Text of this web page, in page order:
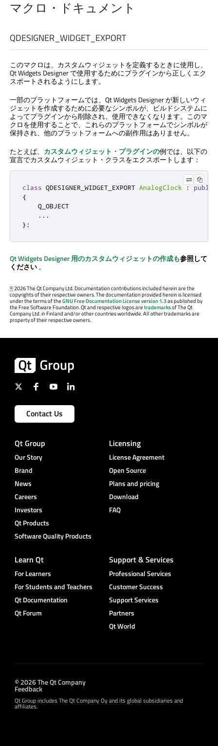
マクロ・ドキュメント
QDESIGNER_WIDGET_EXPORT
このマクロは、カスタムウィジェットを定義するときに使用し、
Qt Widgets Designerで使用するためにプラグインから正しくエク
スポートされるようにします。
一部のプラットフォームでは、 Qt Widgets Designerが新しいウィ
ジェットを作成するために必要なシンボルが、ビルドシステムに
よってプラグインから削除され、使用できなくなります。このマ
クロを使用することで、これらのプラットフォームでシンボルが
保持され、他のプラットフォームへの副作用はありません。
たとえば、 カスタムウィジェット・プラグインの例では、以下の
宣言でカスタムウィジェット・クラスをエクスポートします：
class QDESIGNER_WIDGET_EXPORT AnalogClock :
public
{
    Q_OBJECT
...
};
Qt Widgets Designer用のカスタムウィジェットの作成も参照して
ください。
©2026 The Qt Company Ltd. Documentation contributions included herein are the
copyrights of their respective owners. The documentation provided herein is licensed
under the terms of theGNU Free Documentation License version 1.3as published by
the Free Software Foundation. Qt and respective logos aretrademarksof The Qt
Company Ltd. in Finland and/or other countries worldwide. All other trademarks are
property of their respective owners.
Contact Us
Qt Group
Our Story
Brand
News
Careers
Investors
Qt Products
Software Quality Products
Licensing
License Agreement
Open Source
Plans and pricing
Download
FAQ
Learn Qt
For Learners
For Students and Teachers
Qt Documentation
Qt Forum
Support & Services
Professional Services
Customer Success
Support Services
Partners
Qt World
© 2026 The Qt Company
Feedback
Qt Group includes The Qt Company Oy and its global subsidiaries and
affiliates.